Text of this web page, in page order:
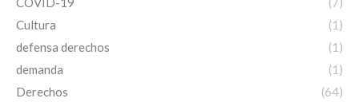
Cultura
(1)
defensa derechos
(1)
demanda
(1)
Derechos
(64)